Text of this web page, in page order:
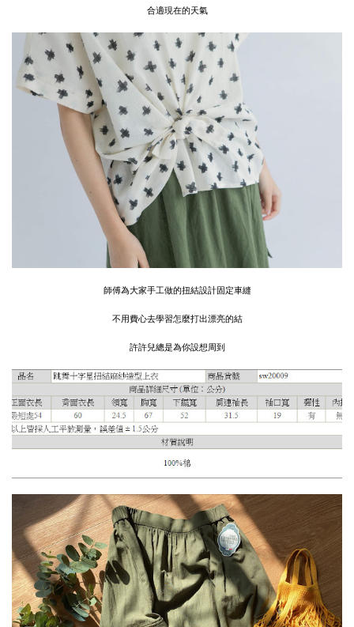
合適現在的天氣
師傅為大家手工做的扭結設計固定車縫
不用費心去學習怎麼打出漂亮的結
許許兒總是為你設想周到